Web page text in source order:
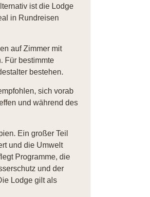
ist die Lodge
in Rundreisen
auf Zimmer mit
Für bestimmte
bestehen.
sich vorab
und während des
Ein großer Teil
und die Umwelt
Programme, die
und der
Lodge gilt als